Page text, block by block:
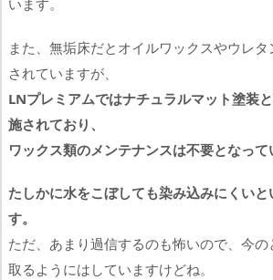
います。
また、無垢床だとオイルワックスやウレ
されていますが、
LNプレミアムではナチュラルマット塗装
施されており、
ワックス類のメンテナンスは不要となって
たしかに水をこぼしても染み込みにくいと
す。
ただ、あまり過信するのも怖いので、今の
取るようにはしていますけどね。